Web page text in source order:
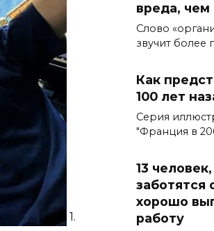
1.
вреда, чем
Слово
звучит более
Как
100 лет
Серия
"Франция в
13
заботятся
хорошо
работу